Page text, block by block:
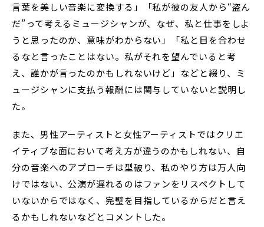
言葉を美しい音楽に変換する」「私が彼の友人から“盗ん
だ”って考えるミュージシャンが、なぜ、私と仕事をしよ
うと思ったのか、意味がわからない」「私と目を合わせ
るなと言ったことはない。私がそれを望んでいると考
え、誰かが言ったのかもしれないけど」などと綴り、ミ
ュージシャンに支払う報酬には関与していないと説明し
た。
また、男性アーティストと女性アーティストではクリエ
イティブな面において考え方が違うのかもしれない、自
分の音楽へのアプローチは型破り、私のやり方は万人向
けではない、公演が遅れるのはファンをリスペクトして
いないからではなく、完璧を目指しているからだと言え
るかもしれないなどとコメントした。